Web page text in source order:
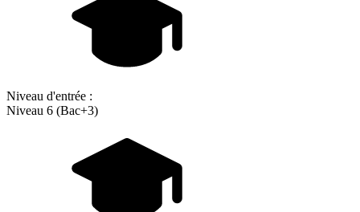
Niveau d'entrée :
Niveau 6 (Bac+3)